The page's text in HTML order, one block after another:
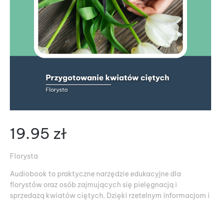
19.95 zł
Florysta
Audiobook to praktyczne narzędzie edukacyjne dla
florystów oraz osób zajmujących się pielęgnacją i
sprzedażą kwiatów ciętych. Dzięki rzetelnym informacjom i